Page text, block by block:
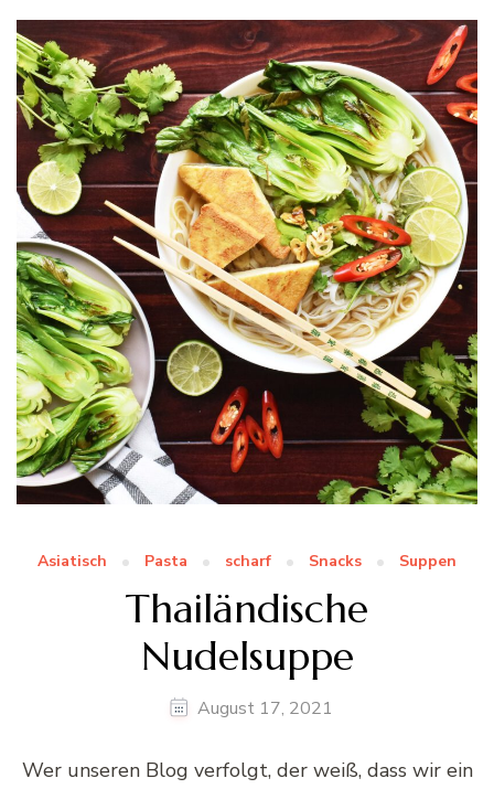
Asiatisch Pasta scharf Snacks Suppen
Thailändische
Nudelsuppe
August 17, 2021
Wer unseren Blog verfolgt, der weiß, dass wir ein